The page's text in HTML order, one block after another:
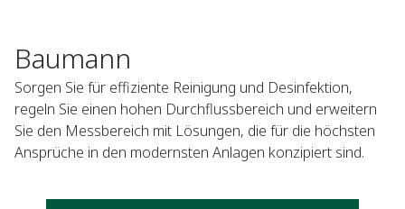
Baumann
Sorgen Sie für effiziente Reinigung und Desinfektion,
regeln Sie einen hohen Durchflussbereich und erweitern
Sie den Messbereich mit Lösungen, die für die höchsten
Ansprüche in den modernsten Anlagen konzipiert sind.